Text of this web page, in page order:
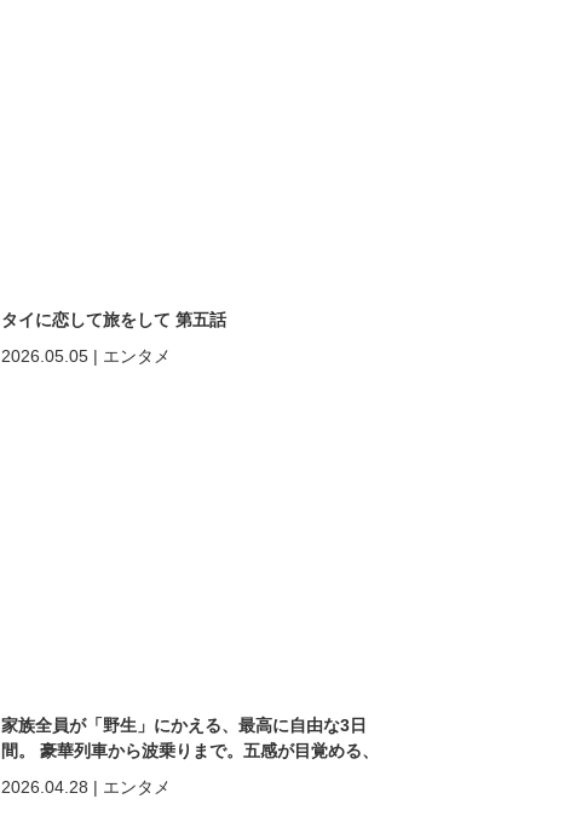
タイに恋して旅をして 第五話
2026.05.05 | エンタメ
家族全員が「野生」にかえる、最高に自由な3日
間。 豪華列車から波乗りまで。五感が目覚める、
ホアヒン「再起動」の旅。
2026.04.28 | エンタメ